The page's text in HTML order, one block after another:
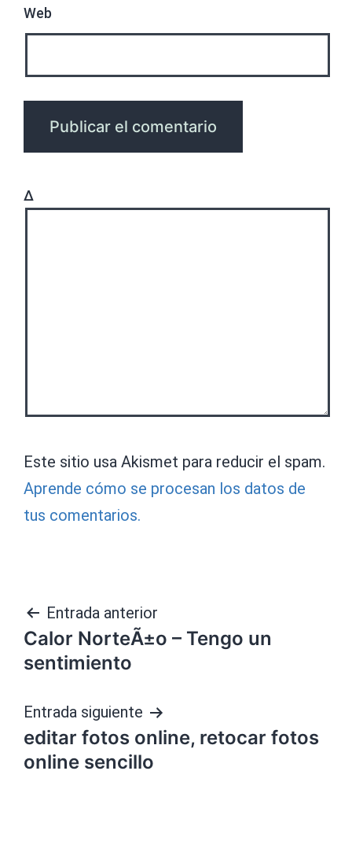
Web
Δ
Este sitio usa Akismet para reducir el spam.
Aprende cómo se procesan los datos de
tus comentarios.
Navegación
de
Entrada anterior
Calor NorteÃ±o – Tengo un
sentimiento
Entrada siguiente
editar fotos online, retocar fotos
online sencillo